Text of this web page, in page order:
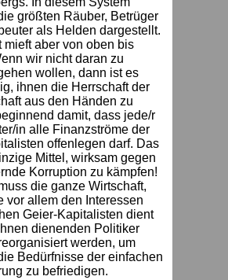
größten Räuber, Betrüger
als Helden dargestellt.
mieft aber von oben bis
wir nicht daran zu
wollen, dann ist es
ihnen die Herrschaft der
aus den Händen zu
damit, dass jede/r
in alle Finanzströme der
offenlegen darf. Das
Mittel, wirksam gegen
Korruption zu kämpfen!
die ganze Wirtschaft,
vor allem den Interessen
Geier-Kapitalisten dient
dienenden Politiker
werden, um
Bedürfnisse der einfachen
zu befriedigen.